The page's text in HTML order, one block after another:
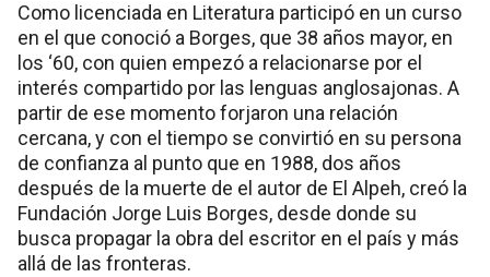
Como licenciada en Literatura participó en un curso
en el que conoció a Borges, que 38 años mayor, en
los ‘60, con quien empezó a relacionarse por el
interés compartido por las lenguas anglosajonas. A
partir de ese momento forjaron una relación
cercana, y con el tiempo se convirtió en su persona
de confianza al punto que en 1988, dos años
después de la muerte de el autor de El Alpeh, creó la
Fundación Jorge Luis Borges, desde donde su
busca propagar la obra del escritor en el país y más
allá de las fronteras.